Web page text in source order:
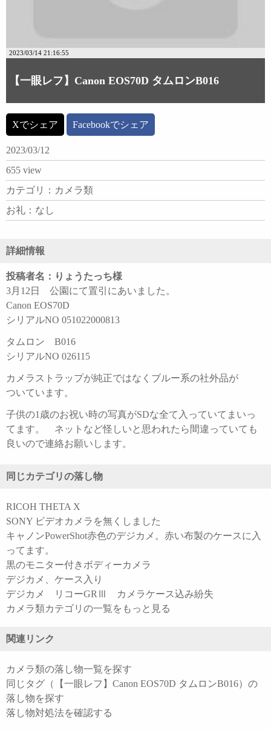
2023/03/14 21:16:55
【一眼レフ】Canon EOS70D タムロンB016
Xでシェア Facebookでシェア
2023/03/12
655 view
カテゴリ：カメラ類
お礼：なし
詳細情報
投稿者名：りょうたっち様
3月12日 公園にて置引にあいました。
Canon EOS70D
シリアルNO 051022000813
タムロン B016
シリアルNO 026115
カメラストラップが純正ではなくブルー系の社外品が
ついています。
子供の1歳のお祝い時の写真がSDな全て入っていてまいっ
てます。 ネットなど怪しいと思われたら間違っていても
良いので連絡お願いします。
同じカテゴリの落し物
RICOH THETA X
SONY ビデオカメラを無くしました
キャノンPowerShot赤色のデジカメ。赤い布製のケースに入
ってます。
黒のモニター付きボディーカメラ
デジカメ、ケース入り
デジカメ リコーGRⅢ カメラケース込み紛失
カメラ類カテゴリの一覧をもっと見る
関連リンク
カメラ類の落し物一覧を探す
同じタグ（【一眼レフ】Canon EOS70D タムロンB016）の
落し物を探す
落し物対処法を確認する